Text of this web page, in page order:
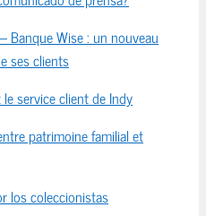
Banque Wise : un nouveau
ses clients
service client de Indy
patrimoine familial et
los coleccionistas